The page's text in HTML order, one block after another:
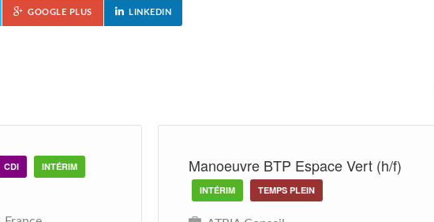
GOOGLE PLUS LINKEDIN
CDI INTÉRIM Manoeuvre BTP Espace Vert (h/f)
INTÉRIM TEMPS PLEIN